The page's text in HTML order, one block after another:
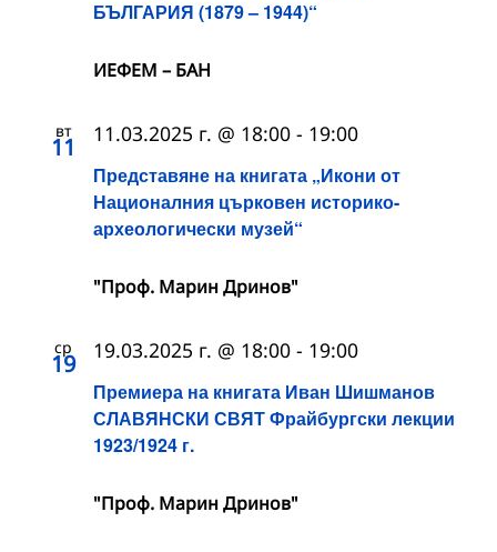
БЪЛГАРИЯ (1879 – 1944)“
ИЕФЕМ – БАН
вт
11
Представяне на книгата „Икони от
Националния църковен историко-
археологически музей“
11.03.2025 г. @ 18:00 - 19:00
"Проф. Марин Дринов"
ср
19
Премиера на книгата Иван Шишманов
СЛАВЯНСКИ СВЯТ Фрайбургски лекции
1923/1924 г.
19.03.2025 г. @ 18:00 - 19:00
"Проф. Марин Дринов"